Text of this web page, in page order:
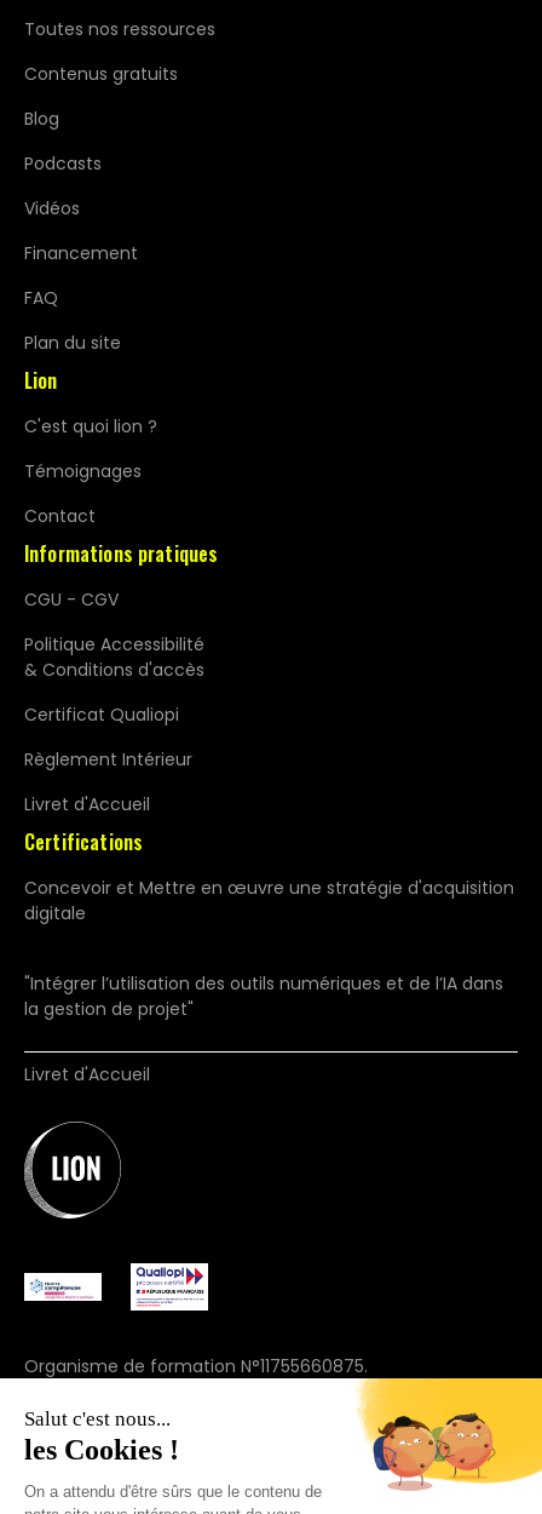
Toutes nos ressources
Contenus gratuits
Blog
Podcasts
Vidéos
Financement
FAQ
Plan du site
Lion
C'est quoi lion ?
Témoignages
Contact
Informations pratiques
CGU - CGV
Politique Accessibilité
& Conditions d'accès
Certificat Qualiopi
Règlement Intérieur
Livret d'Accueil
Certifications
Concevoir et Mettre en œuvre une stratégie d'acquisition
digitale
"Intégrer l’utilisation des outils numériques et de l’IA dans
la gestion de projet"
Livret d'Accueil
Organisme de formation N°11755660875.
© 2025 Join Lion. Tous droits réservés.
Salut c'est nous...
les Cookies !
On a attendu d'être sûrs que le contenu de